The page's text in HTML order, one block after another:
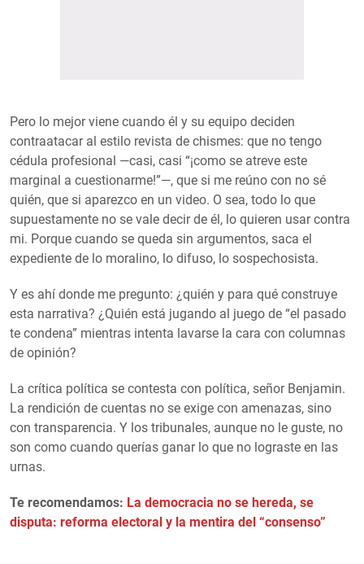
Pero lo mejor viene cuando él y su equipo deciden
contraatacar al estilo revista de chismes: que no tengo
cédula profesional —casi, casi “¡como se atreve este
marginal a cuestionarme!”—, que si me reúno con no sé
quién, que si aparezco en un video. O sea, todo lo que
supuestamente no se vale decir de él, lo quieren usar contra
mi. Porque cuando se queda sin argumentos, saca el
expediente de lo moralino, lo difuso, lo sospechosista.
Y es ahí donde me pregunto: ¿quién y para qué construye
esta narrativa? ¿Quién está jugando al juego de “el pasado
te condena” mientras intenta lavarse la cara con columnas
de opinión?
La crítica política se contesta con política, señor Benjamin.
La rendición de cuentas no se exige con amenazas, sino
con transparencia. Y los tribunales, aunque no le guste, no
son como cuando querías ganar lo que no lograste en las
urnas.
Te recomendamos: La democracia no se hereda, se
disputa: reforma electoral y la mentira del “consenso”